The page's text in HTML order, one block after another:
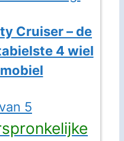
Cruiser – de
4 wiel
van 5